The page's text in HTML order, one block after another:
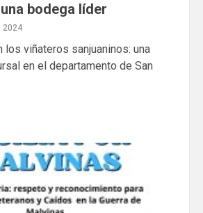
bodega líder
2024
los viñateros sanjuaninos: una
en el departamento de San